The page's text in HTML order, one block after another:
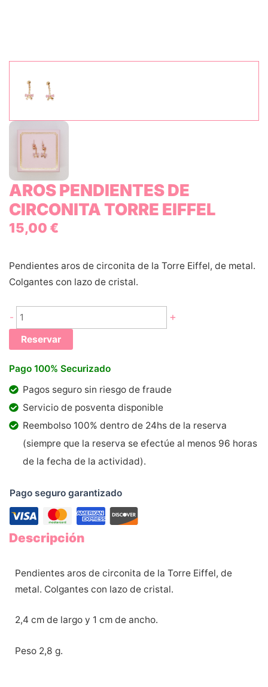
AROS PENDIENTES DE
CIRCONITA TORRE EIFFEL
15,00 €
Pendientes aros de circonita de la Torre Eiffel, de metal.
Colgantes con lazo de cristal.
-
Aros
pendientes
de
circonita
Torre
Eiffel
cantidad
+
Reservar
Pago 100% Securizado
Pagos seguro sin riesgo de fraude
Servicio de posventa disponible
Reembolso 100% dentro de 24hs de la reserva
(siempre que la reserva se efectúe al menos 96 horas
de la fecha de la actividad).
Pago seguro garantizado
Descripción
Pendientes aros de circonita de la Torre Eiffel, de
metal. Colgantes con lazo de cristal.
2,4 cm de largo y 1 cm de ancho.
Peso 2,8 g.